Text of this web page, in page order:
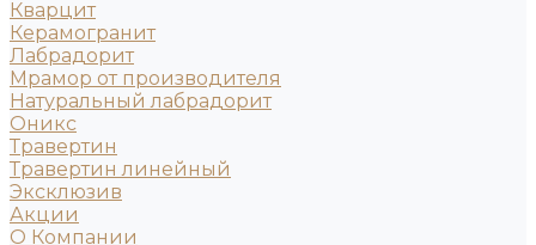
Кварцит
Керамогранит
Лабрадорит
Мрамор от производителя
Натуральный лабрадорит
Оникс
Травертин
Травертин линейный
Эксклюзив
Акции
О Компании